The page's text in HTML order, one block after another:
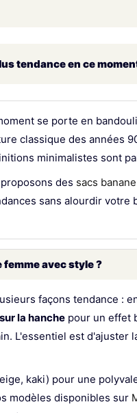
femme pour un usage
plus légers et pratiques
petits et grands modèles
les sacs banane femme
adaptés aux tenues
minimaliste : quelles
avec les
femme sont les plus
à une robe pour femme ?
spécifiques pour les
tendance en ce
se porte en
classique des années
minimalistes sont
des sacs
sans alourdir votre
avec style ?
façons tendance :
la hanche pour un effet
L'essentiel est d'ajuster
kaki) pour une
modèles disponibles sur